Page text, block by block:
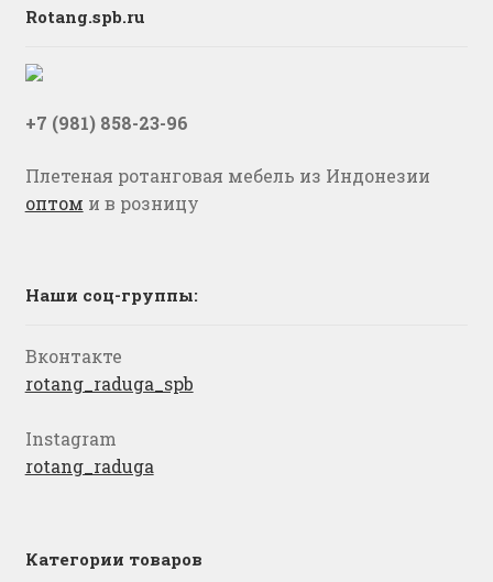
Rotang.spb.ru
+7 (981) 858-23-96
Плетеная ротанговая мебель из Индонезии
оптом и в розницу
Наши соц-группы:
Вконтакте
rotang_raduga_spb
Instagram
rotang_raduga
Категории товаров